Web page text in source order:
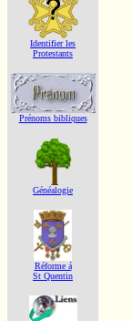
Identifier les
Protestants
Prénoms bibliques
Généalogie
Réforme á
St Quentin